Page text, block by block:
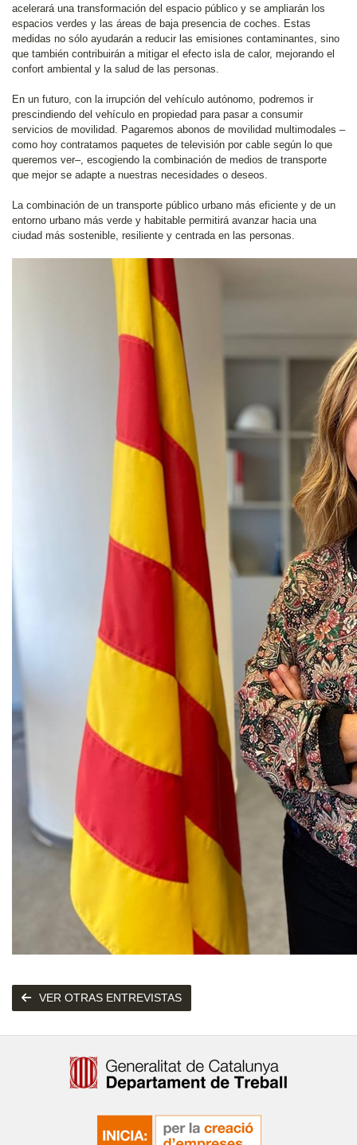
acelerará una transformación del espacio público y se ampliarán los
espacios verdes y las áreas de baja presencia de coches. Estas
medidas no sólo ayudarán a reducir las emisiones contaminantes, sino
que también contribuirán a mitigar el efecto isla de calor, mejorando el
confort ambiental y la salud de las personas.
En un futuro, con la irrupción del vehículo autónomo, podremos ir
prescindiendo del vehículo en propiedad para pasar a consumir
servicios de movilidad. Pagaremos abonos de movilidad multimodales –
como hoy contratamos paquetes de televisión por cable según lo que
queremos ver–, escogiendo la combinación de medios de transporte
que mejor se adapte a nuestras necesidades o deseos.
La combinación de un transporte público urbano más eficiente y de un
entorno urbano más verde y habitable permitirá avanzar hacia una
ciudad más sostenible, resiliente y centrada en las personas.
VER OTRAS ENTREVISTAS